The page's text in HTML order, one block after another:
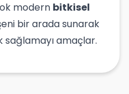
modern bitkisel
bir arada sunarak
sağlamayı amaçlar.